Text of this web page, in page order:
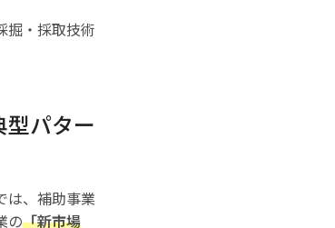
掘・採取技術
パター
は、補助事業
の「新市場